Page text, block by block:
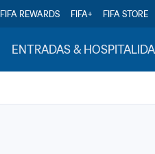
FIFA REWARDS FIFA+ FIFA STORE
ENTRADAS &